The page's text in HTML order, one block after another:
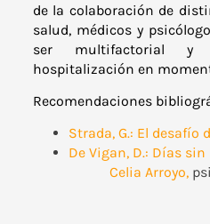
de la colaboración de
salud, médicos y
ser multifactorial y
hospitalización en
Recomendaciones
Strada, G.: El desafío
De Vigan, D.: Días
Celia Arroyo,